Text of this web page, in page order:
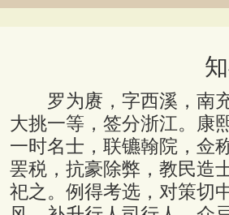
罗为赓，字西溪，南充
大挑一等，签分浙江。康
一时名士，联镳翰院，佥
罢税，抗豪除弊，教民造
祀之。例得考选，对策切